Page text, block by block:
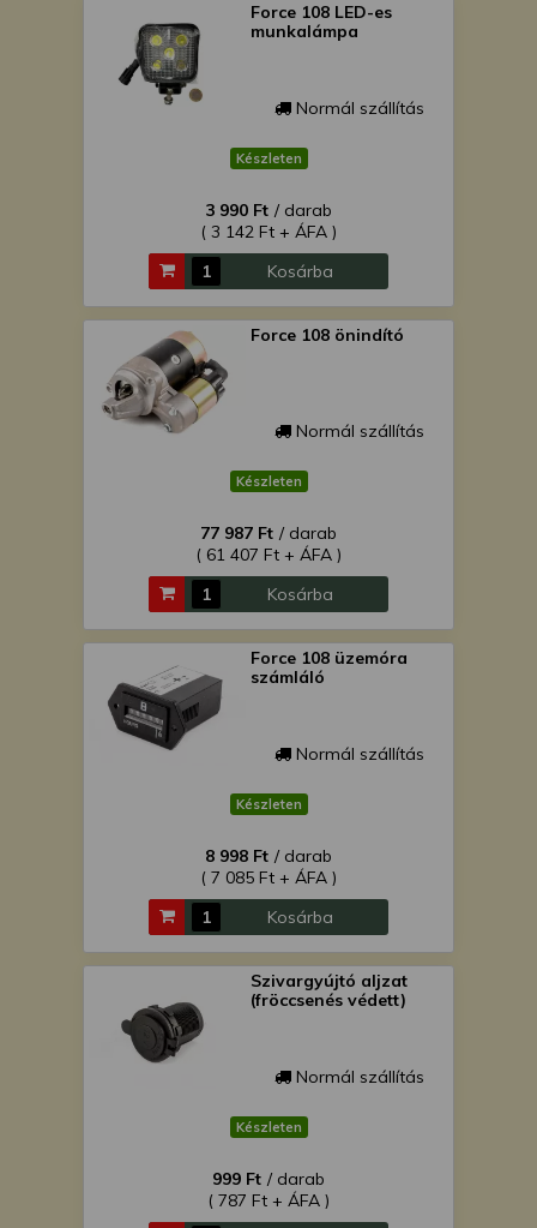
Force 108 LED-es
munkalámpa
Normál szállítás
Készleten
3 990 Ft / darab
( 3 142 Ft + ÁFA )
Kosárba
Force 108 önindító
Normál szállítás
Készleten
77 987 Ft / darab
( 61 407 Ft + ÁFA )
Kosárba
Force 108 üzemóra
számláló
Normál szállítás
Készleten
8 998 Ft / darab
( 7 085 Ft + ÁFA )
Kosárba
Szivargyújtó aljzat
(fröccsenés védett)
Normál szállítás
Készleten
999 Ft / darab
( 787 Ft + ÁFA )